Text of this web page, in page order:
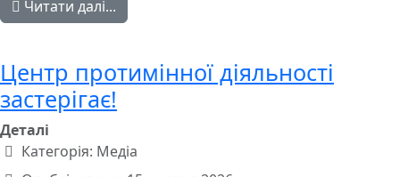
Читати далі...
Центр протимінної діяльності
застерігає!
Деталі
Категорія: Медіа